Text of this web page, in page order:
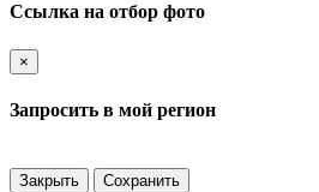
Ссылка на отбор фото
×
Запросить в мой регион
Закрыть Сохранить